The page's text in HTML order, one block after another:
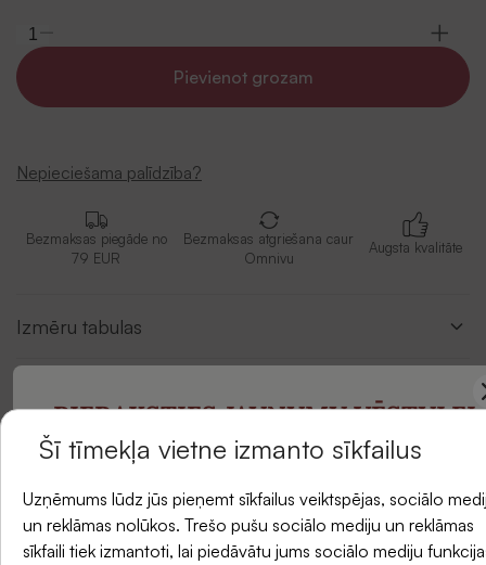
Pievienot grozam
Nepieciešama palīdzība?
Bezmaksas piegāde no
79 EUR
Bezmaksas atgriešana caur
Omnivu
Augsta kvalitāte
Izmēru tabulas
Atlikums veikalos
Piegādes metodes
PIERAKSTIES JAUNUMU VĒSTULEI
pasūtījumam.
Šī tīmekļa vietne izmanto sīkfailus
Uzņēmums lūdz jūs pieņemt sīkfailus veiktspējas, sociālo
un reklāmas nolūkos. Trešo pušu sociālo mediju un reklāmas
sīkfaili tiek izmantoti, lai piedāvātu jums sociālo mediju